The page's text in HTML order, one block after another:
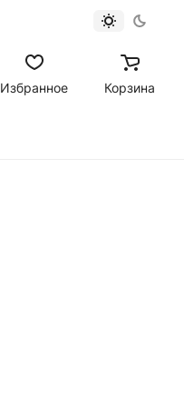
Избранное Корзина